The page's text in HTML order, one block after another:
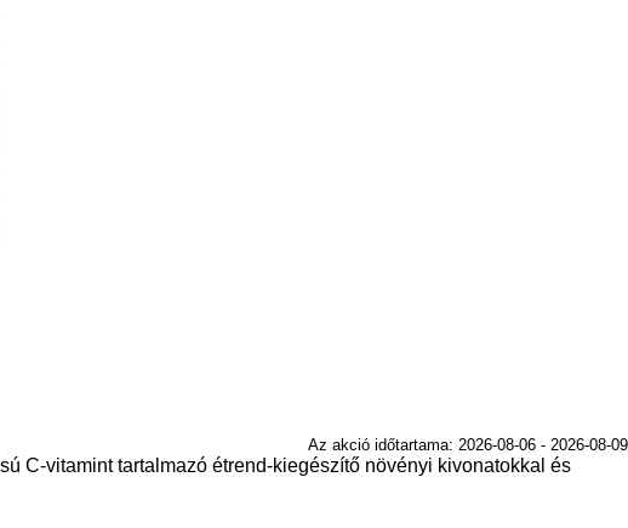
Az akció időtartama: 2026-08-06 - 2026-08-
C-vitamint tartalmazó étrend-kiegészítő növényi kivonatokkal és